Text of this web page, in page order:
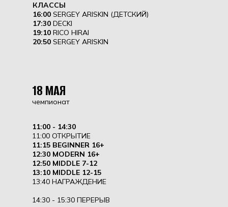
18 МАЯ
чемпионат
11:00 - 14:30
11:00 ОТКРЫТИЕ
11:15 BEGINNER 16+
12:30 MODERN 16+
12:50 MIDDLE 7-12
13:10 MIDDLE 12-15
13:40 НАГРАЖДЕНИЕ
14:30 - 15:30 ПЕРЕРЫВ
КЛАССЫ
16:00 SERGEY ARISKIN (ДЕТСКИЙ)
17:30 DECKI
19:10 RICO HIRAI
20:50 SERGEY ARISKIN